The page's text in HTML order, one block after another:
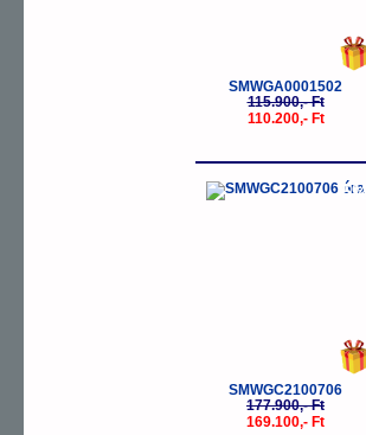
SMWGA0001502
115.900,- Ft
110.200,- Ft
-5%
SMWGC2100706
177.900,- Ft
169.100,- Ft